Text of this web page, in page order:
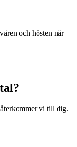
och hösten när
vi till dig.